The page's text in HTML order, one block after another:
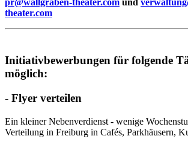
pr@wallgraben-theater.com und
theater.com
Initiativbewerbungen für folgende
möglich:
- Flyer verteilen
Ein kleiner Nebenverdienst - wenige
Verteilung in Freiburg in Cafés, Parkhäusern,